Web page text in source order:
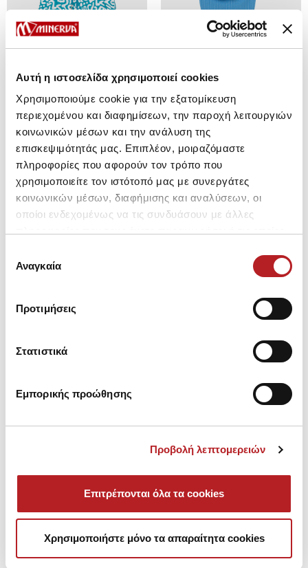
Αυτή η ιστοσελίδα χρησιμοποιεί cookies
Χρησιμοποιούμε cookie για την εξατομίκευση
περιεχομένου και διαφημίσεων, την παροχή λειτουργιών
κοινωνικών μέσων και την ανάλυση της
επισκεψιμότητάς μας. Επιπλέον, μοιραζόμαστε
πληροφορίες που αφορούν τον τρόπο που
χρησιμοποιείτε τον ιστότοπό μας με συνεργάτες
κοινωνικών μέσων, διαφήμισης και αναλύσεων, οι
οποίοι ενδεχομένως να τις συνδυάσουν με άλλες
των υπηρεσιών τους.
συγκατάθεσης
Αναγκαία
Προτιμήσεις
Στατιστικά
Εμπορικής προώθησης
Προβολή λεπτομερειών
Επιτρέπονται όλα τα cookies
Χρησιμοποιήστε μόνο τα απαραίτητα cookies
Stampani kupac?i kostimi za
decake
2053 Дин.
1469 Дин.
Beduin rebrasti kupac?i kostim
za devojcice
2384 Дин.
za devojcice
1971 Дин.1410 Дин.
za devojcice
1971 Дин.1410 Дин.